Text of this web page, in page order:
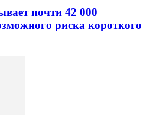
почти 42 000
риска короткого